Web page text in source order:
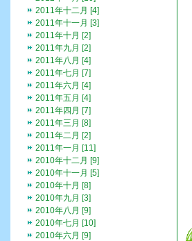
2011年十二月 [4]
2011年十一月 [3]
2011年十月 [2]
2011年九月 [2]
2011年八月 [4]
2011年七月 [7]
2011年六月 [4]
2011年五月 [4]
2011年四月 [7]
2011年三月 [8]
2011年二月 [2]
2011年一月 [11]
2010年十二月 [9]
2010年十一月 [5]
2010年十月 [8]
2010年九月 [3]
2010年八月 [9]
2010年七月 [10]
2010年六月 [9]